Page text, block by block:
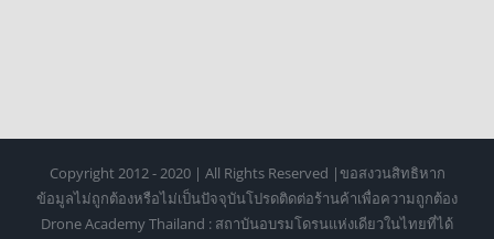
Copyright 2012 - 2020 | All Rights Reserved |ขอสงวนสิทธิหาก
ข้อมูลไม่ถูกต้องหรือไม่เป็นปัจจุบันโปรดติดต่อร้านค้าเพื่อความถูกต้อง
Drone Academy Thailand : สถาบันอบรมโดรนแห่งเดียวในไทยที่ได้